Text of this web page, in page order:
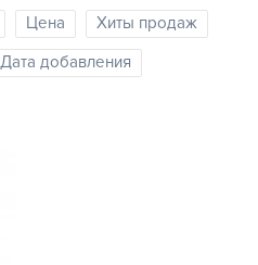
Цена
Хиты продаж
Дата добавления